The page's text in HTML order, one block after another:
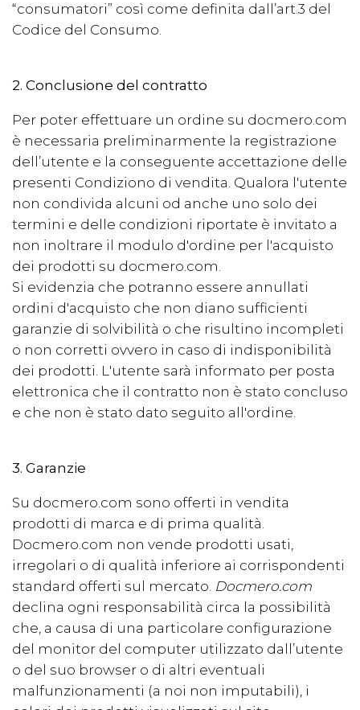
“consumatori” così come definita dall’art.3 del
Codice del Consumo.
2. Conclusione del contratto
Per poter effettuare un ordine su docmero.com
è necessaria preliminarmente la registrazione
dell’utente e la conseguente accettazione delle
presenti Condiziono di vendita. Qualora l'utente
non condivida alcuni od anche uno solo dei
termini e delle condizioni riportate è invitato a
non inoltrare il modulo d'ordine per l'acquisto
dei prodotti su docmero.com.
Si evidenzia che potranno essere annullati
ordini d'acquisto che non diano sufficienti
garanzie di solvibilità o che risultino incompleti
o non corretti ovvero in caso di indisponibilità
dei prodotti. L'utente sarà informato per posta
elettronica che il contratto non è stato concluso
e che non è stato dato seguito all'ordine.
3. Garanzie
Su docmero.com sono offerti in vendita
prodotti di marca e di prima qualità.
Docmero.com non vende prodotti usati,
irregolari o di qualità inferiore ai corrispondenti
standard offerti sul mercato. Docmero.com
declina ogni responsabilità circa la possibilità
che, a causa di una particolare configurazione
del monitor del computer utilizzato dall’utente
o del suo browser o di altri eventuali
malfunzionamenti (a noi non imputabili), i